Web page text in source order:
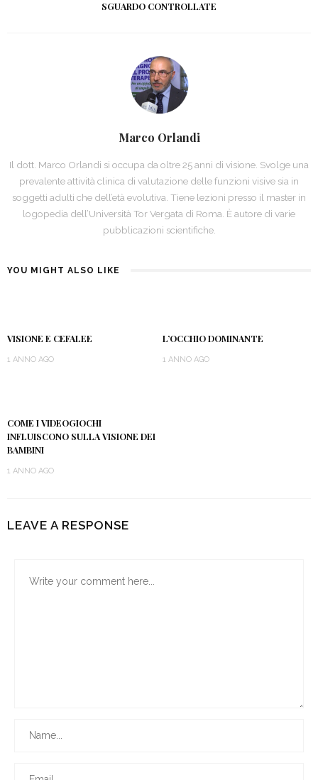
SGUARDO CONTROLLATE
Marco Orlandi
Il dott. Marco Orlandi si occupa da oltre 25 anni di visione. Svolge una
prevalente attività clinica di valutazione delle funzioni visive sia in
soggetti adulti che dell’età evolutiva. Tiene lezioni presso il master in
logopedia dell’Università Tor Vergata di Roma. È autore di varie
pubblicazioni scientifiche.
YOU MIGHT ALSO LIKE
VISIONE E CEFALEE
1 ANNO AGO
L’OCCHIO DOMINANTE
1 ANNO AGO
COME I VIDEOGIOCHI
INFLUISCONO SULLA VISIONE DEI
BAMBINI
1 ANNO AGO
LEAVE A RESPONSE